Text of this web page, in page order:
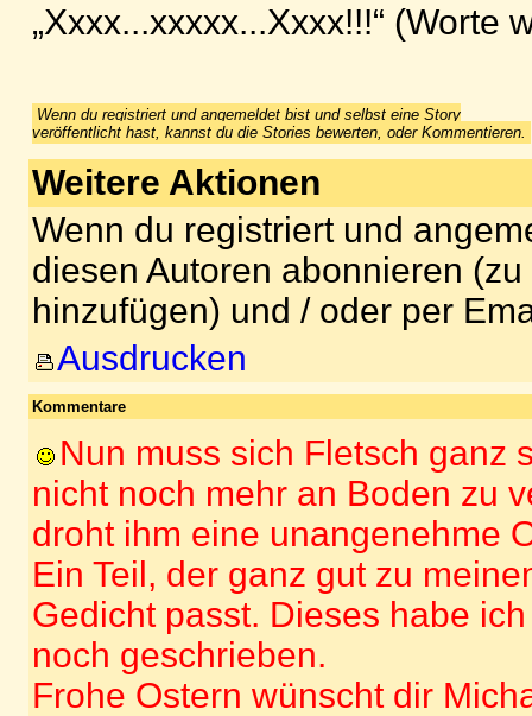
„Xxxx...xxxxx...Xxxx!!!“ (Worte
Wenn du registriert und angemeldet bist und selbst eine Story
veröffentlicht hast, kannst du die Stories bewerten, oder Kommentieren.
Weitere Aktionen
Wenn du registriert und
diesen Autoren abonnieren
hinzufügen) und / oder per
Ausdrucken
Kommentare
Nun muss sich Fletsch ganz
nicht noch mehr an Boden zu
droht ihm eine unangenehme
Ein Teil, der ganz gut zu
Gedicht passt. Dieses habe
noch geschrieben.
Frohe Ostern wünscht dir